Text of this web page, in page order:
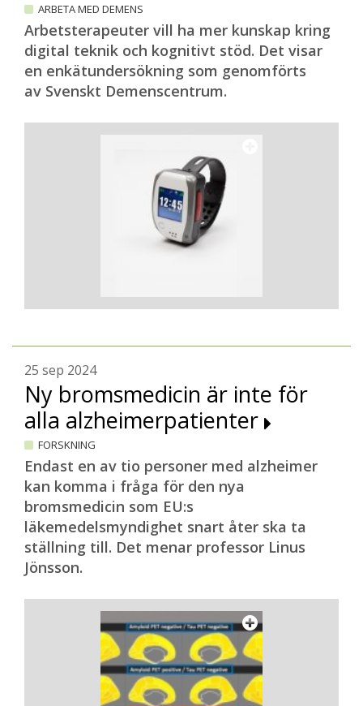
ARBETA MED DEMENS
Arbetsterapeuter vill ha mer kunskap kring
digital teknik och kognitivt stöd. Det visar
en enkätundersökning som genomförts
av Svenskt Demenscentrum.
25 sep 2024
Ny bromsmedicin är inte för
alla alzheimerpatienter
FORSKNING
Endast en av tio personer med alzheimer
kan komma i fråga för den nya
bromsmedicin som EU:s
läkemedelsmyndighet snart åter ska ta
ställning till. Det menar professor Linus
Jönsson.